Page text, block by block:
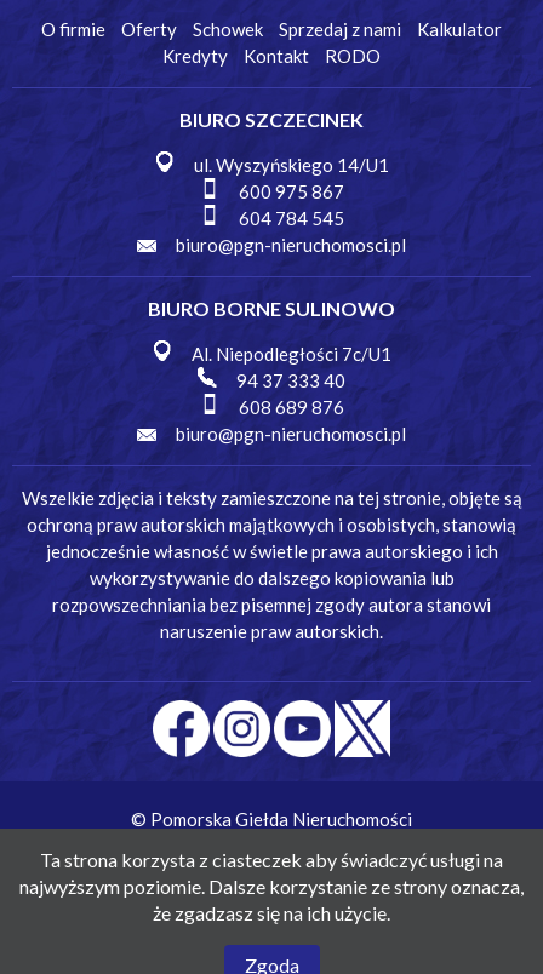
O firmie Oferty Schowek Sprzedaj z nami
Kalkulator
Kredyty
Kontakt RODO
BIURO SZCZECINEK
ul. Wyszyńskiego 14/U1
600 975 867
604 784 545
biuro@pgn-nieruchomosci.pl
BIURO BORNE SULINOWO
Al. Niepodległości 7c/U1
94 37 333 40
608 689 876
biuro@pgn-nieruchomosci.pl
Wszelkie zdjęcia i teksty zamieszczone na tej stronie, objęte są
ochroną praw autorskich majątkowych i osobistych, stanowią
jednocześnie własność w świetle prawa autorskiego i ich
wykorzystywanie do dalszego kopiowania lub
rozpowszechniania bez pisemnej zgody autora stanowi
naruszenie praw autorskich.
© Pomorska Giełda Nieruchomości
Ta strona korzysta z ciasteczek aby świadczyć usługi na
najwyższym poziomie. Dalsze korzystanie ze strony oznacza,
że zgadzasz się na ich użycie.
Zgoda